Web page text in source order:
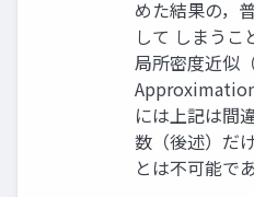
めた結果の，
して しまうこ
局所密度近似
には上記は間
数（後述）だ
とは不可能で